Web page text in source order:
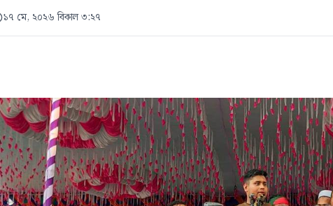
১৭ মে, ২০২৬ বিকাল ৩:২৭